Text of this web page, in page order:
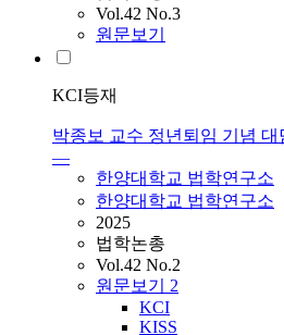
Vol.42 No.3
원문보기
KCI등재
박종보 교수 정년퇴임 기념
—
한양대학교 법학연구소
한양대학교 법학연구소
2025
법학논총
Vol.42 No.2
원문보기 2
KCI
KISS